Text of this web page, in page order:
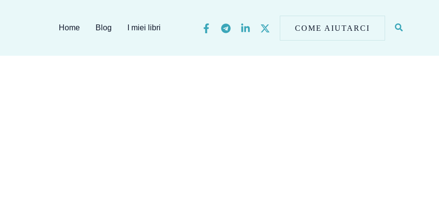
Home Blog I miei libri COME AIUTARCI